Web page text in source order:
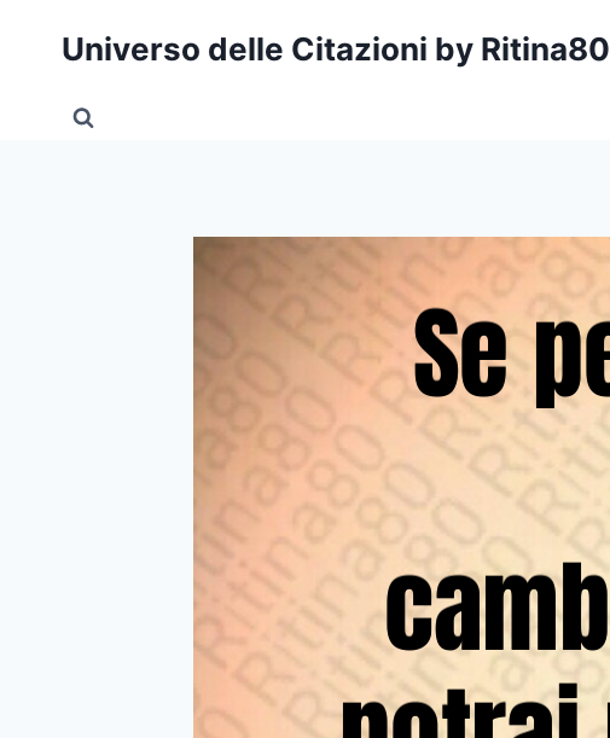
Universo delle Citazioni by Ritina80